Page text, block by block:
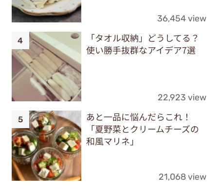
36,454 view
「タオル収納」どうしてる？
使い勝手抜群なアイデア7選
22,923 view
あと一品に悩んだらこれ！
「夏野菜とクリームチーズの
和風マリネ」
21,068 view